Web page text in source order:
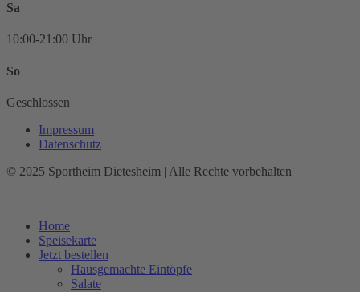
Sa
10:00-21:00 Uhr
So
Geschlossen
Impressum
Datenschutz
© 2025 Sportheim Dietesheim | Alle Rechte vorbehalten
Home
Speisekarte
Jetzt bestellen
Hausgemachte Eintöpfe
Salate